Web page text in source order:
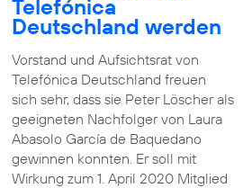
Telefónica
Deutschland werden
Vorstand und Aufsichtsrat von
Telefónica Deutschland freuen
sich sehr, dass sie Peter Löscher als
geeigneten Nachfolger von Laura
Abasolo García de Baquedano
gewinnen konnten. Er soll mit
Wirkung zum 1. April 2020 Mitglied